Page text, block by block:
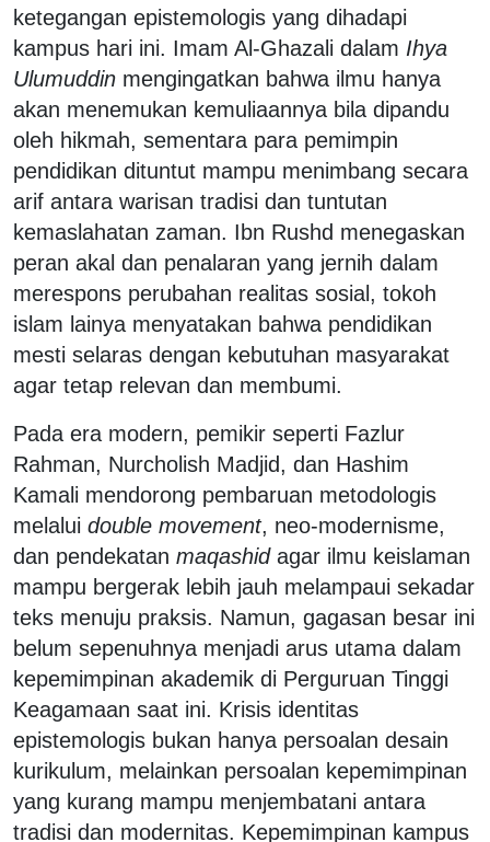
ketegangan epistemologis yang dihadapi
kampus hari ini. Imam Al-Ghazali dalam Ihya
Ulumuddin mengingatkan bahwa ilmu hanya
akan menemukan kemuliaannya bila dipandu
oleh hikmah, sementara para pemimpin
pendidikan dituntut mampu menimbang secara
arif antara warisan tradisi dan tuntutan
kemaslahatan zaman. Ibn Rushd menegaskan
peran akal dan penalaran yang jernih dalam
merespons perubahan realitas sosial, tokoh
islam lainya menyatakan bahwa pendidikan
mesti selaras dengan kebutuhan masyarakat
agar tetap relevan dan membumi.
Pada era modern, pemikir seperti Fazlur
Rahman, Nurcholish Madjid, dan Hashim
Kamali mendorong pembaruan metodologis
melalui double movement, neo-modernisme,
dan pendekatan maqashidagar ilmu keislaman
mampu bergerak lebih jauh melampaui sekadar
teks menuju praksis. Namun, gagasan besar ini
belum sepenuhnya menjadi arus utama dalam
kepemimpinan akademik di Perguruan Tinggi
Keagamaan saat ini. Krisis identitas
epistemologis bukan hanya persoalan desain
kurikulum, melainkan persoalan kepemimpinan
yang kurang mampu menjembatani antara
tradisi dan modernitas. Kepemimpinan kampus